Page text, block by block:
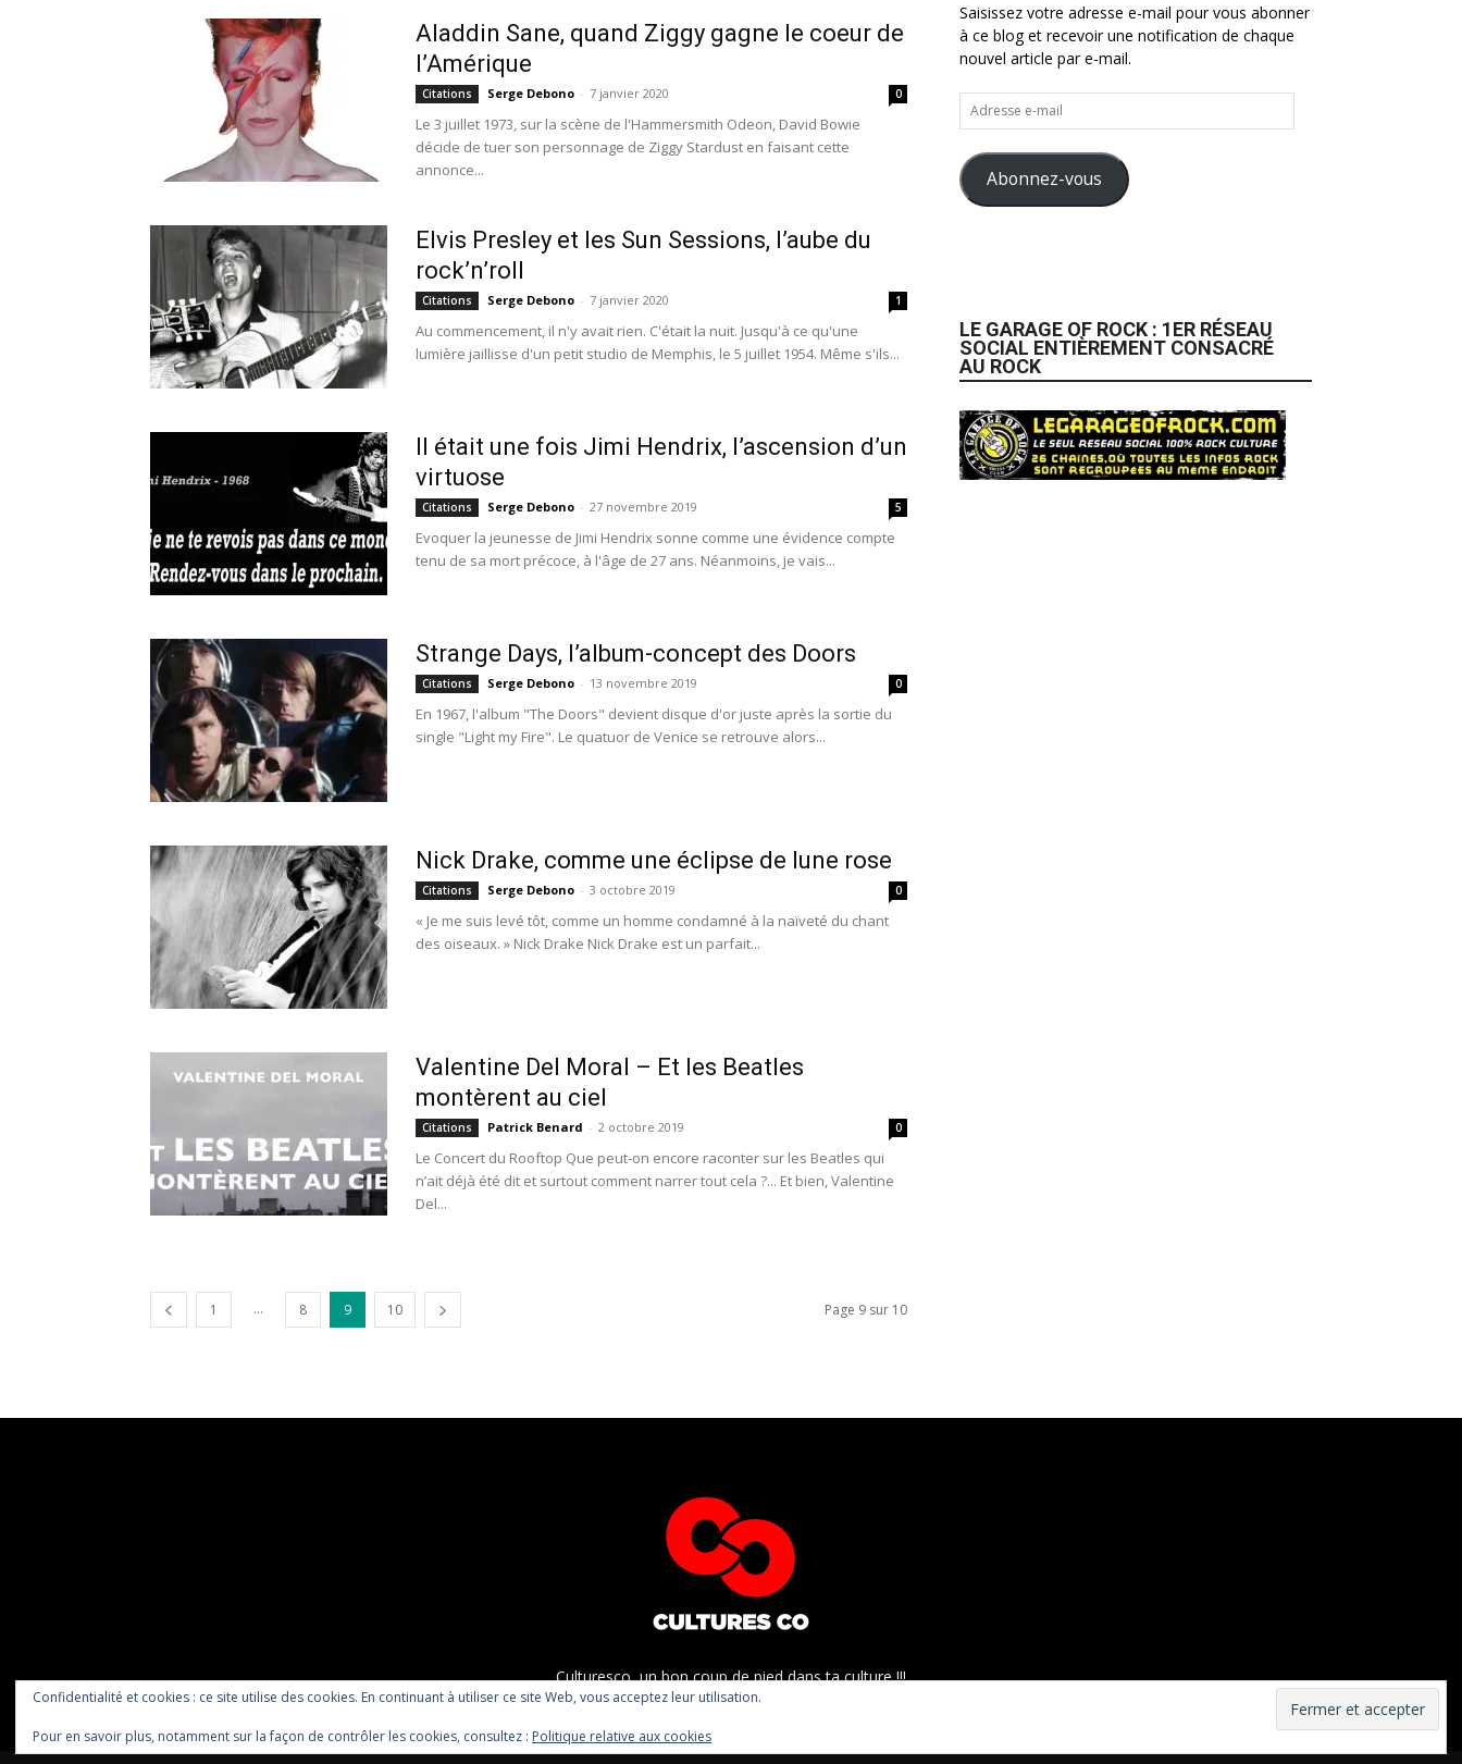
Aladdin Sane, quand Ziggy gagne le coeur de
l’Amérique
Citations Serge Debono - 7 janvier 2020 0
Le 3 juillet 1973, sur la scène de l'Hammersmith Odeon, David Bowie
décide de tuer son personnage de Ziggy Stardust en faisant cette
annonce...
Elvis Presley et les Sun Sessions, l’aube du
rock’n’roll
Citations Serge Debono - 7 janvier 2020 1
Au commencement, il n'y avait rien. C'était la nuit. Jusqu'à ce qu'une
lumière jaillisse d'un petit studio de Memphis, le 5 juillet 1954. Même s'ils...
Il était une fois Jimi Hendrix, l’ascension d’un
virtuose
Citations Serge Debono - 27 novembre 2019 5
Evoquer la jeunesse de Jimi Hendrix sonne comme une évidence compte
tenu de sa mort précoce, à l'âge de 27 ans. Néanmoins, je vais...
Strange Days, l’album-concept des Doors
Citations Serge Debono - 13 novembre 2019 0
En 1967, l'album "The Doors" devient disque d'or juste après la sortie du
single "Light my Fire". Le quatuor de Venice se retrouve alors...
Nick Drake, comme une éclipse de lune rose
Citations Serge Debono - 3 octobre 2019 0
« Je me suis levé tôt, comme un homme condamné à la naïveté du chant
des oiseaux. » Nick Drake Nick Drake est un parfait...
Valentine Del Moral – Et les Beatles
montèrent au ciel
Citations Patrick Benard - 2 octobre 2019 0
Le Concert du Rooftop Que peut-on encore raconter sur les Beatles qui
n’ait déjà été dit et surtout comment narrer tout cela ?... Et bien, Valentine
Del...
1 ... 8 9 10 Page 9 sur 10
Saisissez votre adresse e-mail pour vous abonner
à ce blog et recevoir une notification de chaque
nouvel article par e-mail.
Adresse
e-
mail
Abonnez-vous
LE GARAGE OF ROCK : 1ER RÉSEAU
SOCIAL ENTIÈREMENT CONSACRÉ
AU ROCK
Culturesco, un bon coup de pied dans ta culture !!!
Confidentialité et cookies : ce site utilise des cookies. En continuant à utiliser ce site Web, vous acceptez leur utilisation.
Pour en savoir plus, notamment sur la façon de contrôler les cookies, consultez : Politique relative aux cookies